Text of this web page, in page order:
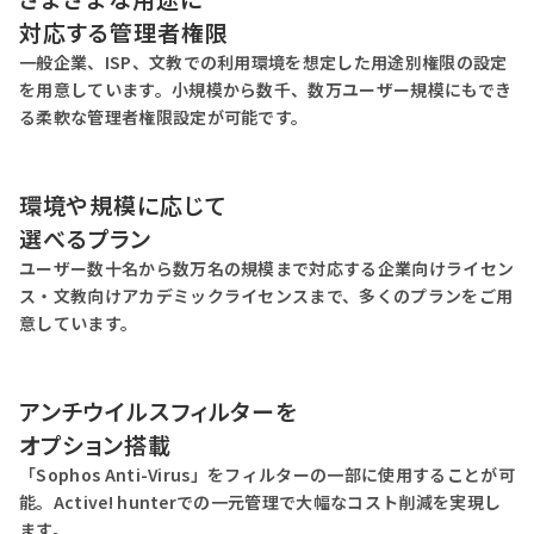
対応する管理者権限
一般企業、ISP、文教での利用環境を想定した用途別権限の設定
を用意しています。小規模から数千、数万ユーザー規模にもでき
る柔軟な管理者権限設定が可能です。
環境や規模に応じて
選べるプラン
ユーザー数十名から数万名の規模まで対応する企業向けライセン
ス・文教向けアカデミックライセンスまで、多くのプランをご用
意しています。
アンチウイルスフィルターを
オプション搭載
「Sophos Anti-Virus」をフィルターの一部に使用することが可
能。Active! hunterでの一元管理で大幅なコスト削減を実現し
ます。